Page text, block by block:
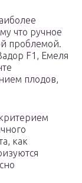
что ручное
проблемой.
F1, Емеля
плодов,
как